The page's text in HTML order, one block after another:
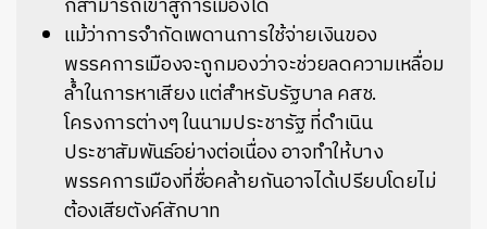
ก็สามารถเข้าสู่การเมืองได้
แม้ว่าการจำกัดเพดานการใช้จ่ายเงินของ
พรรคการเมืองจะถูกมองว่าจะช่วยลดความเหลื่อม
ล้ำในการหาเสียง แต่สำหรับรัฐบาล คสช.
โครงการต่างๆ ในนามประชารัฐ ที่ดำเนิน
ประชาสัมพันธ์อย่างต่อเนื่อง อาจทำให้บาง
พรรคการเมืองที่ชื่อคล้ายกันอาจได้เปรียบโดยไม่
ต้องเสียตังค์สักบาท